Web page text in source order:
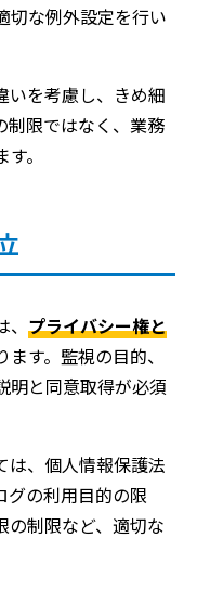
切な例外設定を行い
いを考慮し、きめ細
制限ではなく、業務
。
プライバシー権と
す。監視の目的、
明と同意取得が必須
は、個人情報保護法
グの利用目的の限
の制限など、適切な